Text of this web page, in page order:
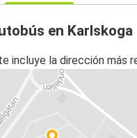
en Karlskoga
incluye la dirección más